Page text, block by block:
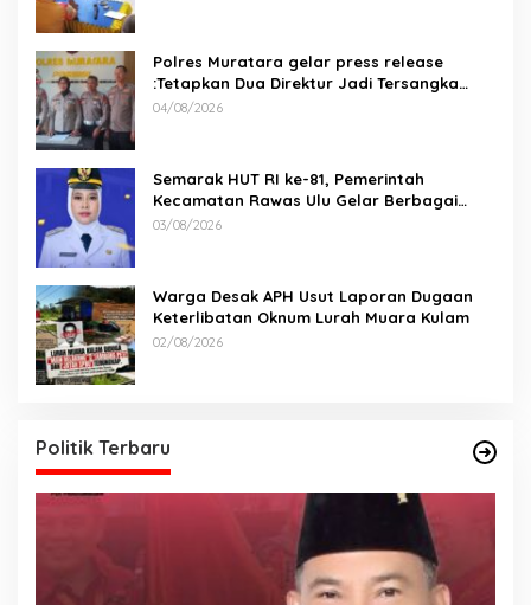
Polres Muratara gelar press release
:Tetapkan Dua Direktur Jadi Tersangka
Kecelakaan Maut antara Bus ALS dan
04/08/2026
Semarak HUT RI ke-81, Pemerintah
Kecamatan Rawas Ulu Gelar Berbagai
Lomba
03/08/2026
Warga Desak APH Usut Laporan Dugaan
Keterlibatan Oknum Lurah Muara Kulam
02/08/2026
Politik Terbaru